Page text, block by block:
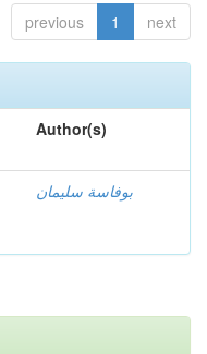
previous 1 next
Author(s)
بوفاسة سليمان